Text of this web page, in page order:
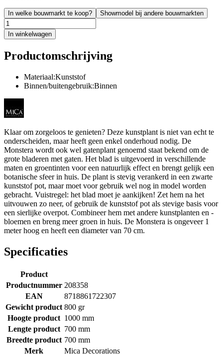
In welke bouwmarkt te koop? Showmodel bij andere bouwmarkten
In winkelwagen
Productomschrijving
Materiaal:Kunststof
Binnen/buitengebruik:Binnen
Klaar om zorgeloos te genieten? Deze kunstplant is niet van echt te
onderscheiden, maar heeft geen enkel onderhoud nodig. De
Monstera wordt ook wel gatenplant genoemd staat bekend om de
grote bladeren met gaten. Het blad is uitgevoerd in verschillende
maten en groentinten voor een natuurlijk effect en brengt gelijk een
botanische sfeer in huis. De plant is stevig verankerd in een zwarte
kunststof pot, maar moet voor gebruik wel nog in model worden
gebracht. Vuistregel: het blad moet je aankijken! Zet hem na het
uitvouwen zo neer, of gebruik de kunststof pot als stevige basis voor
een sierlijke overpot. Combineer hem met andere kunstplanten en -
bloemen en breng meer groen in huis. De Monstera is ongeveer 1
meter hoog en heeft een diameter van 70 cm.
Specificaties
Product
Productnummer 208358
EAN
8718861722307
Gewicht product 800 gr
Hoogte product 1000 mm
Lengte product 700 mm
Breedte product 700 mm
Merk
Mica Decorations